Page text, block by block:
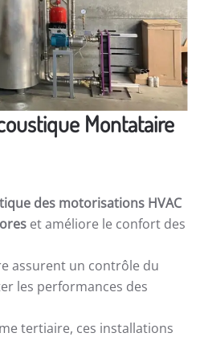
Montataire
des motorisations HVAC
et améliore le confort des
assurent un contrôle du
les performances des
tertiaire, ces installations